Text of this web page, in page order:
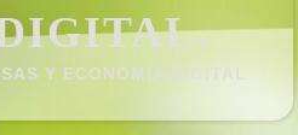
Y ECONOMÍ­A DIGITAL